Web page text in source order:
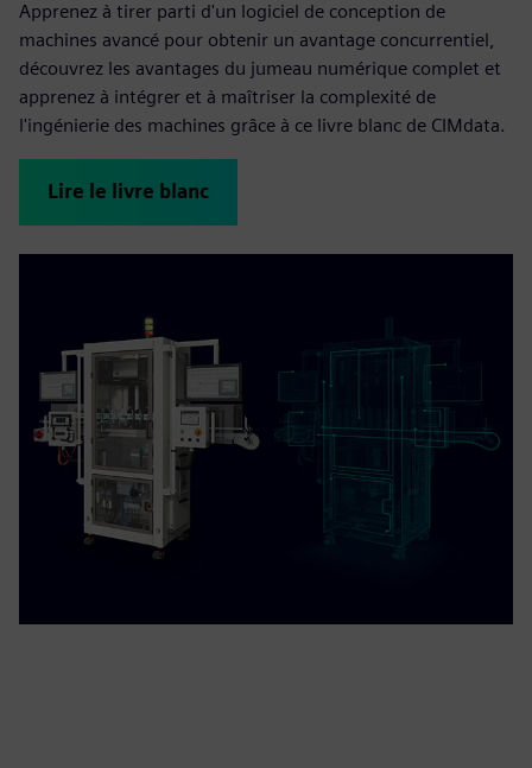
Apprenez à tirer parti d'un logiciel de conception de
machines avancé pour obtenir un avantage concurrentiel,
découvrez les avantages du jumeau numérique complet et
apprenez à intégrer et à maîtriser la complexité de
l'ingénierie des machines grâce à ce livre blanc de CIMdata.
Lire le livre blanc